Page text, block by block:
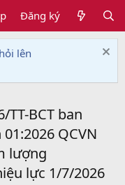
Đăng ký
lên
TT-BCT ban
QCVN
lượng
lực 1/7/2026